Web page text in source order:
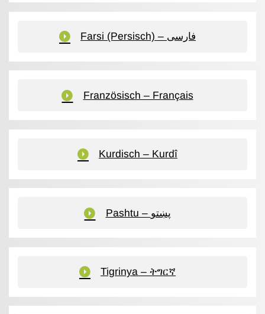
Farsi (Persisch) – فارسی
Französisch – Français
Kurdisch – Kurdî
Pashtu – پښتو
Tigrinya – ትግርኛ